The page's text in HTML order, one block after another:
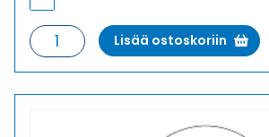
Ohjauskaapeli
H05VV5-
F
Lisää ostoskoriin